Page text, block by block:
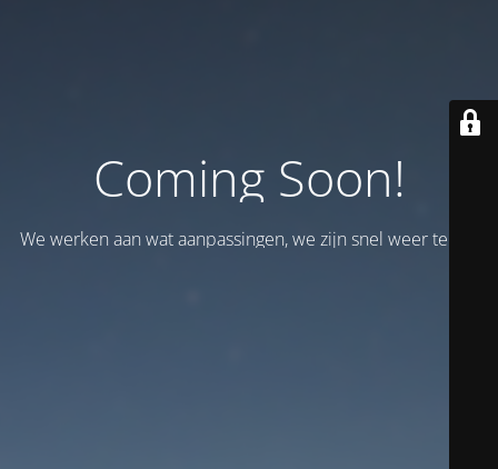
Coming Soon!
We werken aan wat aanpassingen, we zijn snel weer terug!